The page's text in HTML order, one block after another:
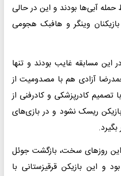
آبی‌ها بودند و این در حالی
وینگر و هافبک هجومی
مسابقه غایب بودند و تنها
آزادی هم با مصدومیت از
کادرپزشکی و کادرفنی از
ریسک نشود و در بازی‌های
روزهای سخت، بازگشت جوئل
و این بازیکن قرقیزستانی با